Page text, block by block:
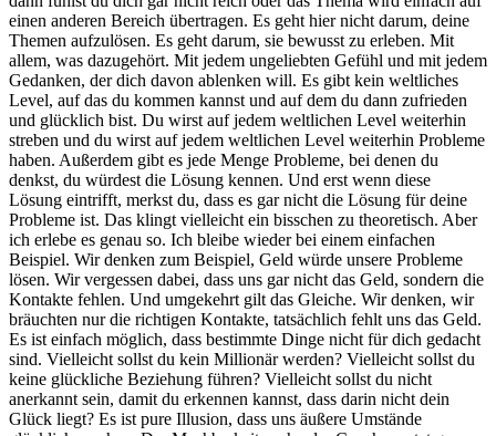
einen anderen Bereich übertragen. Es geht hier nicht darum, deine
Themen aufzulösen. Es geht darum, sie bewusst zu erleben. Mit
allem, was dazugehört. Mit jedem ungeliebten Gefühl und mit jedem
Gedanken, der dich davon ablenken will. Es gibt kein weltliches
Level, auf das du kommen kannst und auf dem du dann zufrieden
und glücklich bist. Du wirst auf jedem weltlichen Level weiterhin
streben und du wirst auf jedem weltlichen Level weiterhin Probleme
haben. Außerdem gibt es jede Menge Probleme, bei denen du
denkst, du würdest die Lösung kennen. Und erst wenn diese
Lösung eintrifft, merkst du, dass es gar nicht die Lösung für deine
Probleme ist. Das klingt vielleicht ein bisschen zu theoretisch. Aber
ich erlebe es genau so. Ich bleibe wieder bei einem einfachen
Beispiel. Wir denken zum Beispiel, Geld würde unsere Probleme
lösen. Wir vergessen dabei, dass uns gar nicht das Geld, sondern die
Kontakte fehlen. Und umgekehrt gilt das Gleiche. Wir denken, wir
bräuchten nur die richtigen Kontakte, tatsächlich fehlt uns das Geld.
Es ist einfach möglich, dass bestimmte Dinge nicht für dich gedacht
sind. Vielleicht sollst du kein Millionär werden? Vielleicht sollst du
keine glückliche Beziehung führen? Vielleicht sollst du nicht
anerkannt sein, damit du erkennen kannst, dass darin nicht dein
Glück liegt? Es ist pure Illusion, dass uns äußere Umstände